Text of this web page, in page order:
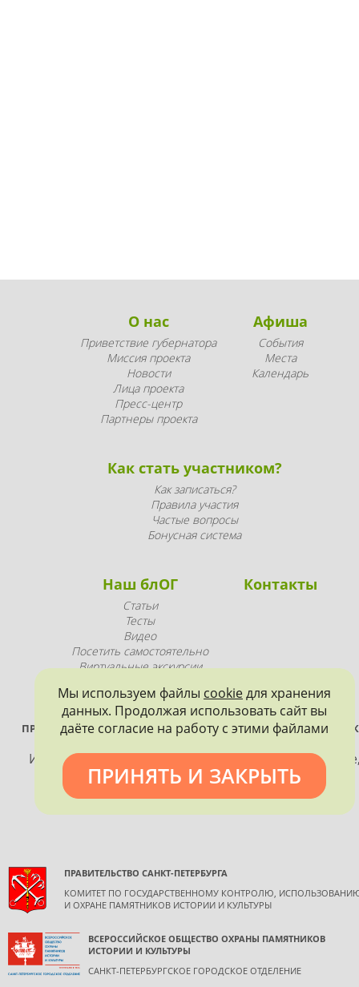
О нас
Приветствие губернатора
Миссия проекта
Новости
Лица проекта
Пресс-центр
Партнеры проекта
Афиша
События
Места
Календарь
Как стать участником?
Как записаться?
Правила участия
Частые вопросы
Бонусная система
Наш блОГ
Статьи
Тесты
Видео
Посетить самостоятельно
Виртуальные экскурсии
Контакты
ПРОЕКТ РЕАЛИЗУЕТСЯ ПРИ ПОДДЕРЖКЕ ПРАВИТЕЛЬСТВА
Использование материалов, размещенных на
допускается только с согласия правообладателя и
обязательной ссылкой на источник информации.
ПРАВИТЕЛЬСТВО САНКТ-ПЕТЕРБУРГА
КОМИТЕТ ПО ГОСУДАРСТВЕННОМУ КОНТРОЛЮ,
И ОХРАНЕ ПАМЯТНИКОВ ИСТОРИИ И КУЛЬТУРЫ
ВСЕРОССИЙСКОЕ ОБЩЕСТВО ОХРАНЫ ПАМЯТНИКОВ
ИСТОРИИ И КУЛЬТУРЫ
САНКТ-ПЕТЕРБУРГСКОЕ ГОРОДСКОЕ ОТДЕЛЕНИЕ
Мы используем файлы cookieдля хранения
данных. Продолжая использовать сайт вы
даёте согласие на работу с этими файлами
ПРИНЯТЬ И ЗАКРЫТЬ